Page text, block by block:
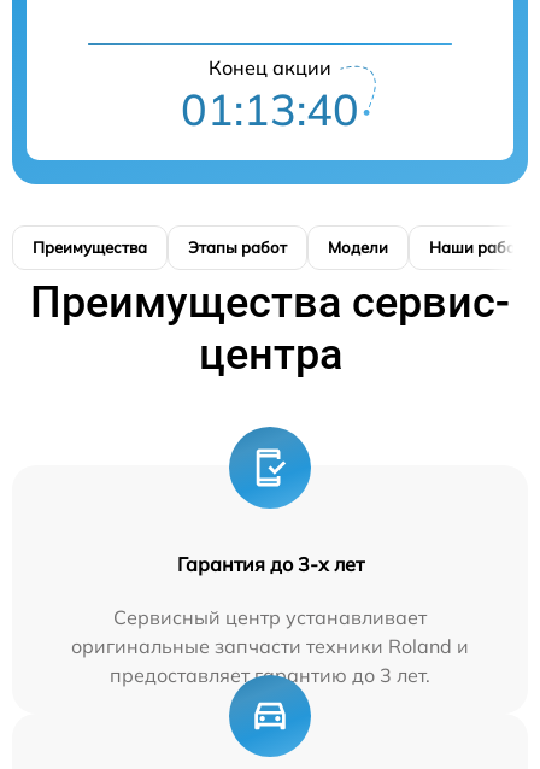
Конец акции
01:13:39
Преимущества Этапы работ Модели Наши работы
Преимущества сервис-
центра
Гарантия до 3-х лет
Сервисный центр устанавливает
оригинальные запчасти техники Roland и
предоставляет гарантию до 3 лет.